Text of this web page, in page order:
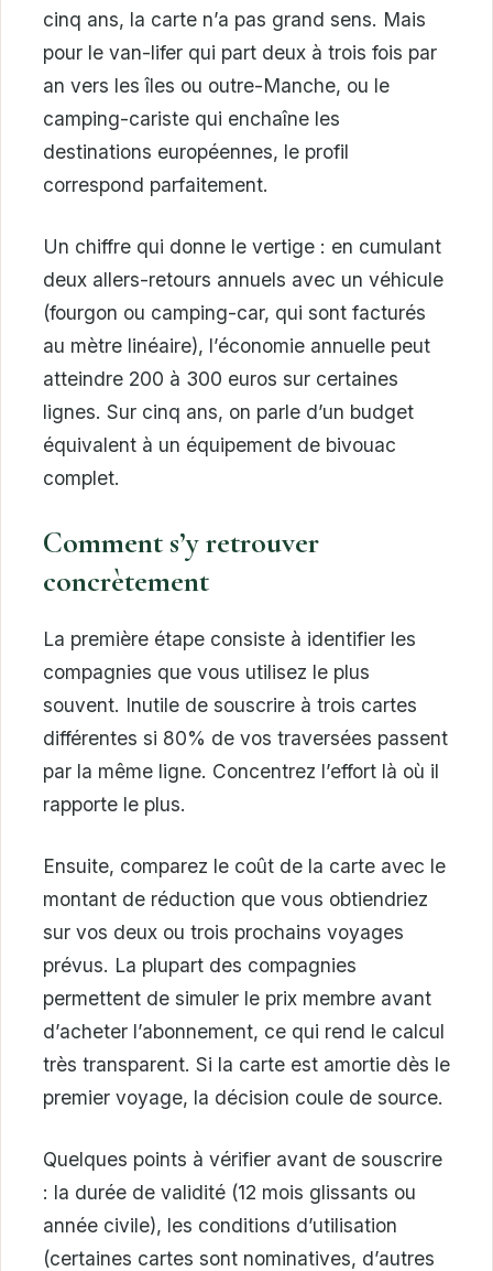
cinq ans, la carte n’a pas grand sens. Mais
pour le van-lifer qui part deux à trois fois par
an vers les îles ou outre-Manche, ou le
camping-cariste qui enchaîne les
destinations européennes, le profil
correspond parfaitement.
Un chiffre qui donne le vertige : en cumulant
deux allers-retours annuels avec un véhicule
(fourgon ou camping-car, qui sont facturés
au mètre linéaire), l’économie annuelle peut
atteindre 200 à 300 euros sur certaines
lignes. Sur cinq ans, on parle d’un budget
équivalent à un équipement de bivouac
complet.
Comment s’y retrouver
concrètement
La première étape consiste à identifier les
compagnies que vous utilisez le plus
souvent. Inutile de souscrire à trois cartes
différentes si 80% de vos traversées passent
par la même ligne. Concentrez l’effort là où il
rapporte le plus.
Ensuite, comparez le coût de la carte avec le
montant de réduction que vous obtiendriez
sur vos deux ou trois prochains voyages
prévus. La plupart des compagnies
permettent de simuler le prix membre avant
d’acheter l’abonnement, ce qui rend le calcul
très transparent. Si la carte est amortie dès le
premier voyage, la décision coule de source.
Quelques points à vérifier avant de souscrire
: la durée de validité (12 mois glissants ou
année civile), les conditions d’utilisation
(certaines cartes sont nominatives, d’autres